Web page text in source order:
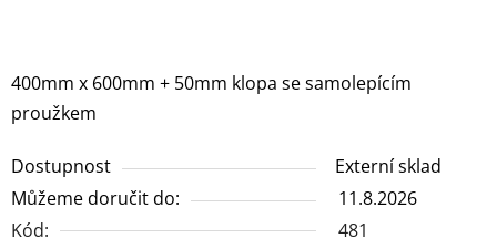
400mm x 600mm + 50mm klopa se samolepícím
proužkem
Dostupnost
Externí sklad
Můžeme doručit do:
11.8.2026
Kód:
481